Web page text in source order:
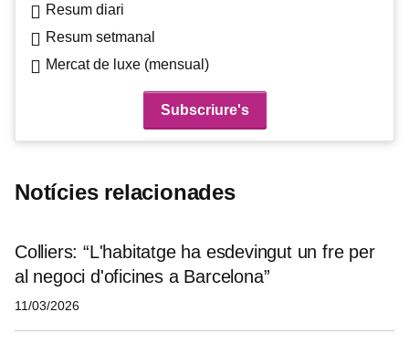
Resum diari
Resum setmanal
Mercat de luxe (mensual)
Notícies relacionades
Colliers: “L'habitatge ha esdevingut un fre per
al negoci d'oficines a Barcelona”
11/03/2026